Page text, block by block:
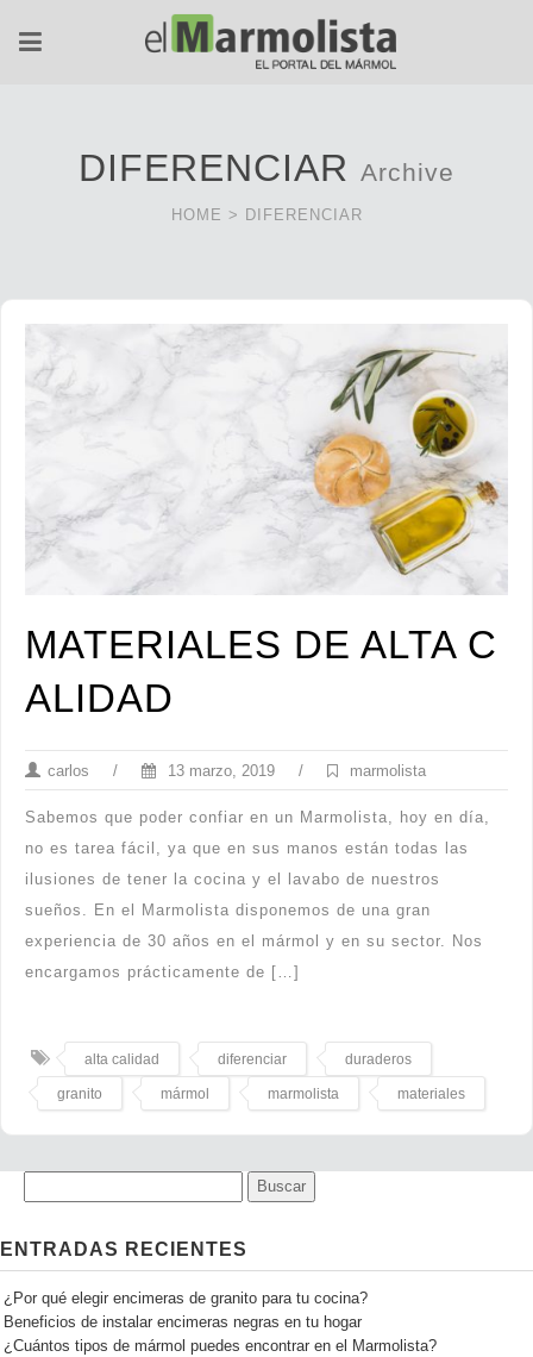
DIFERENCIAR Archive
HOME > DIFERENCIAR
MATERIALES DE ALTA C
ALIDAD
carlos / 13 marzo, 2019 / marmolista
Sabemos que poder confiar en un Marmolista, hoy en día,
no es tarea fácil, ya que en sus manos están todas las
ilusiones de tener la cocina y el lavabo de nuestros
sueños. En el Marmolista disponemos de una gran
experiencia de 30 años en el mármol y en su sector. Nos
encargamos prácticamente de […]
alta calidad diferenciar duraderos
granito mármol marmolista materiales
ENTRADAS RECIENTES
¿Por qué elegir encimeras de granito para tu cocina?
Beneficios de instalar encimeras negras en tu hogar
¿Cuántos tipos de mármol puedes encontrar en el Marmolista?